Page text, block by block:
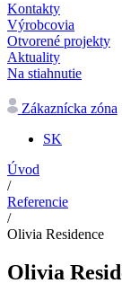
Kontakty
Výrobcovia
Otvorené projekty
Aktuality
Na stiahnutie
Zákaznícka zóna
SK
Úvod
/
Referencie
/
Olivia Residence
Olivia